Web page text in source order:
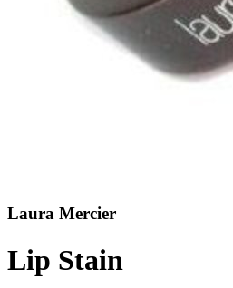
Laura Mercier
Lip Stain